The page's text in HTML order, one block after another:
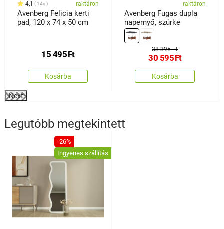
4,1 14x raktáron
Avenberg Felicia kerti
pad, 120 x 74 x 50 cm
15 495Ft
Kosárba
raktáron
Avenberg Fugas dupla
napernyő, szürke
38 395 Ft
30 595Ft
Kosárba
Next
Legutóbb megtekintett
-26%
Ingyenes szállítás